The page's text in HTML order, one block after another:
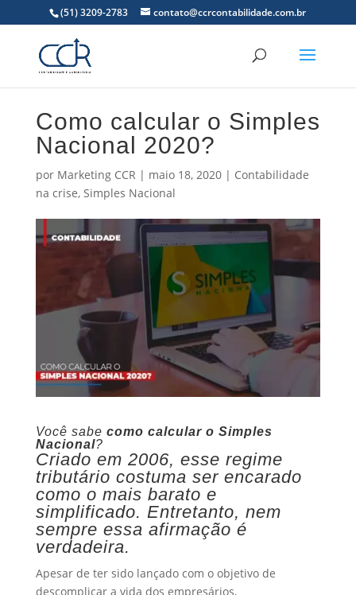
(51) 3209-2783 contato@ccrcontabilidade.com.br
Como calcular o Simples
Nacional 2020?
por Marketing CCR | maio 18, 2020| Contabilidade
na crise, Simples Nacional
Você sabe como calcular o Simples
Nacional?
Criado em 2006, esse regime
tributário costuma ser encarado
como o mais barato e
simplificado. Entretanto, nem
sempre essa afirmação é
verdadeira.
Apesar de ter sido lançado com o objetivo de
descomplicar a vida dos empresários,